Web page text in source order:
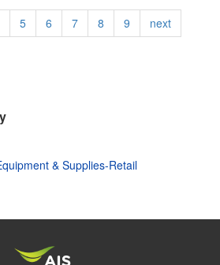
Page
5 Page
6 Page
7 Page
8 Page
9
Next
page
next
& Supplies-Retail